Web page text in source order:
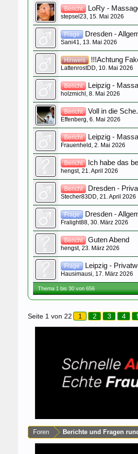
Bericht LoRy -
stepsel23 15. Mai 2026
Frage Dresden -
Sani41 13. Mai 2026
Hinweis !!!Achtung
LattenrostDD 10. Mai 2026
Bericht Leipzig -
holzmichl 8. Mai 2026
Bericht Voll in die
Effenberg 6. Mai 2026
Bericht Leipzig -
Frauenheld 2. Mai 2026
Bericht Ich habe das
hengst, 21. April 2026
Bericht Dresden -
Stecher83DD 21. April 2026
Frage Dresden -
Fralight88 30. März 2026
Bericht Guten Abend
hengst, 23. März 2026
Frage Leipzig -
Hausimausi 17. März 2026
Thema 1 bis 30 von 656
Seite 1 von 22 1 2 3 4
Foren Berichte und Fragen